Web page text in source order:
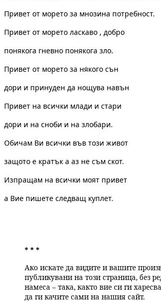
Привет от морето за мнозина потребност.
Привет от морето ласкаво , добро
понякога гневно понякога зло.
Привет от морето за някого сън
дори и принуден да нощува навън
Привет на всички млади и стари
дори и на сноби и на злобари.
Обичам Ви всички във този живот
защото е кратък а аз не съм скот.
Изпращам на всички моят привет
а Вие пишете следващ куплет.
* * *
Ако искате да видите и вашите
публикувани на този страница, без
намеса – така, както вие си ги
да ги качите сами на нашия сайт.